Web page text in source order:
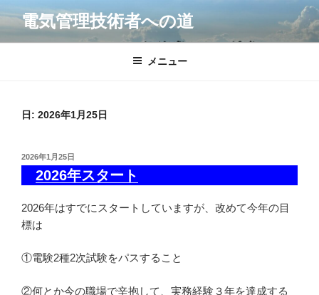
ン
テ
電気管理技術者への道
メニュー
日: 2026年1月25日
投
2026年1月25日
2026年スタート
2026年はすでにスタートしていますが、改めて今年の目
標は
①電験2種2次試験をパスすること
②何とか今の職場で辛抱して、実務経験３年を達成する